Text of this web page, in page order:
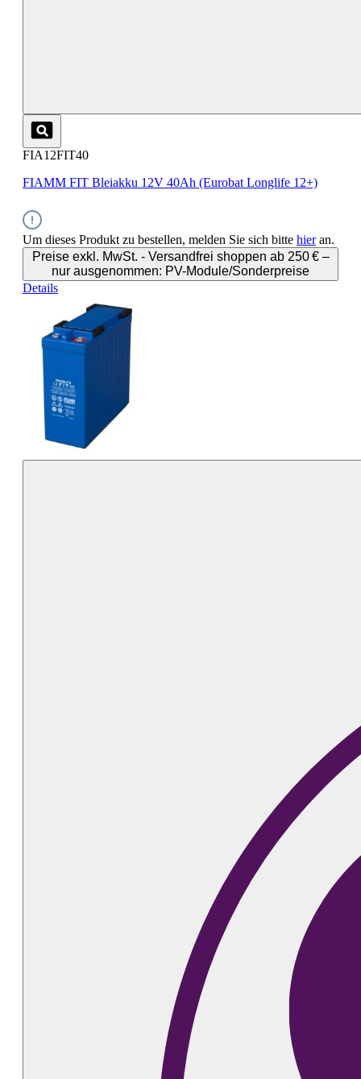
FIA12FIT40
FIAMM FIT Bleiakku 12V 40Ah (Eurobat Longlife 12+)
Um dieses Produkt zu bestellen, melden Sie sich bitte hieran.
Preise exkl. MwSt. - Versandfrei shoppen ab 250 € –
nur ausgenommen: PV-Module/Sonderpreise
Details